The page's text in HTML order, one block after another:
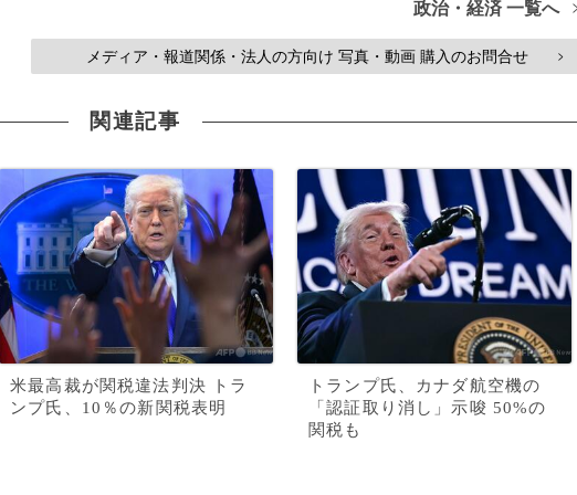
政治・経済 一覧へ
メディア・報道関係・法人の方向け 写真・動画 購入のお問合せ >
関連記事
米最高裁が関税違法判決 トラ
ンプ氏、10％の新関税表明
トランプ氏、カナダ航空機の
「認証取り消し」示唆 50%の
関税も